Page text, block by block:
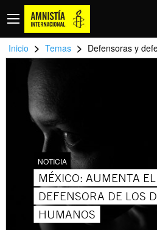
Inicio > Temas > Defensoras y
NOTICIA
MÉXICO: AUMENTA
DEFENSORA DE LOS
HUMANOS